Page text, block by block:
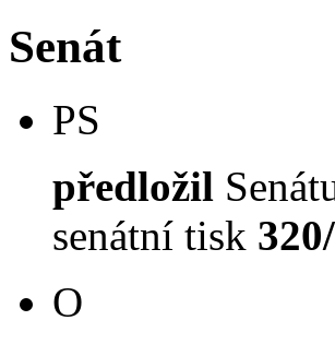
Senát
PS
předložil
senátní tisk
O